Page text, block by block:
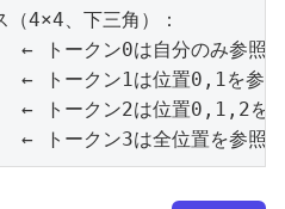
4×4、下三角）：
トークン0は自分のみ参照可
トークン1は位置0,1を参
トークン2は位置0,1,2を
トークン3は全位置を参照可